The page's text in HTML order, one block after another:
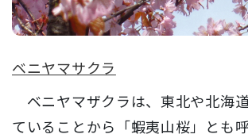
ベニヤマサクラ
ベニヤマザクラは、東北や北海
ていることから「蝦夷山桜」とも